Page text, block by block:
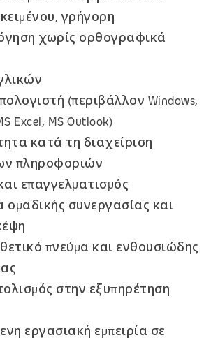
γρήγορη
χωρίς ορθογραφικά
(περιβάλλον Windows,
Excel, MS Outlook)
κατά τη διαχείριση
πληροφοριών
επαγγελματισμός
ομαδικής συνεργασίας και
πνεύμα και ενθουσιώδης
στην εξυπηρέτηση
εργασιακή εμπειρία σε